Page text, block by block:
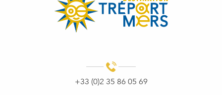
+33 (0)2 35 86 05 69